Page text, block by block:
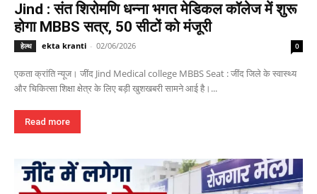
Jind : संत शिरोमणि धन्ना भगत मेडिकल कॉलेज में शुरू
होगा MBBS सत्र, 50 सीटों को मंजूरी
हेल्थ ekta kranti - 02/06/2026 0
एकता क्रांति न्यूज। जींद Jind Medical college MBBS Seat : जींद जिले के स्वास्थ्य
और चिकित्सा शिक्षा क्षेत्र के लिए बड़ी खुशखबरी सामने आई है।...
Read more